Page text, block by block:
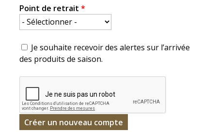
Point de retrait *
Je souhaite recevoir des alertes sur l’arrivée
des produits de saison.